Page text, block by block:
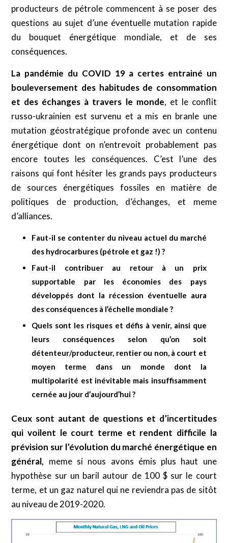
producteurs de pétrole commencent à se poser des
questions au sujet d’une éventuelle mutation rapide
du bouquet énergétique mondiale, et de ses
conséquences.
La pandémie du COVID 19 a certes entrainé un
bouleversement des habitudes de consommation
et des échanges à travers le monde, et le conflit
russo-ukrainien est survenu et a mis en branle une
mutation géostratégique profonde avec un contenu
énergétique dont on n’entrevoit probablement pas
encore toutes les conséquences. C’est l’une des
raisons qui font hésiter les grands pays producteurs
de sources énergétiques fossiles en matière de
politiques de production, d’échanges, et meme
d’alliances.
Faut-il se contenter du niveau actuel du marché
des hydrocarbures (pétrole et gaz !) ?
Faut-il contribuer au retour à un prix
supportable par les économies des pays
développés dont la récession éventuelle aura
des conséquences à l’échelle mondiale ?
Quels sont les risques et défis à venir, ainsi que
leurs conséquences selon qu’on soit
détenteur/producteur, rentier ou non, à court et
moyen terme dans un monde dont la
multipolarité est inévitable mais insuffisamment
cernée au jour d’aujourd’hui ?
Ceux sont autant de questions et d’incertitudes
qui voilent le court terme et rendent difficile la
prévision sur l’évolution du marché énergétique en
général, meme si nous avons émis plus haut une
hypothèse sur un baril autour de 100 $ sur le court
terme, et un gaz naturel qui ne reviendra pas de sitôt
au niveau de 2019-2020.